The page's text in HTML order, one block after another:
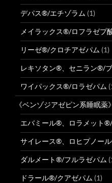
デパス®/エチゾラム (1)
メイラックス®/ロフラゼプ
リーゼ®/クロチアゼパム (1)
レキソタン®、セニラン®/
ワイパックス®/ロラゼパム
《ベンゾジアゼピン系睡眠薬》
エバミール®、ロラメット
サイレース®、ロヒプノー
ダルメート®/フルラゼパム
ドラール®/クアゼパム (1)